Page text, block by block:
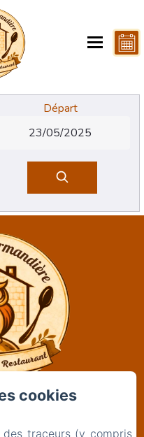
Départ
cookies
traceurs (y compris